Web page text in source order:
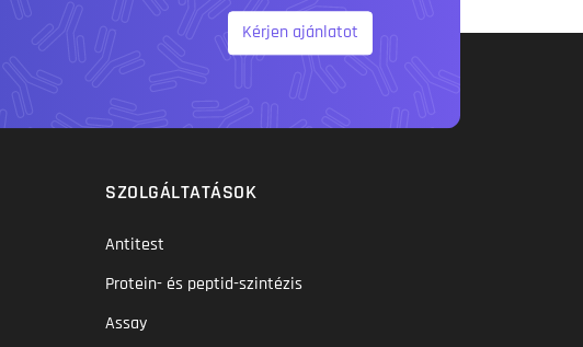
Kérjen ajánlatot
SZOLGÁLTATÁSOK
Antitest
Protein- és peptid-szintézis
Assay